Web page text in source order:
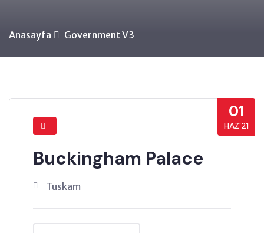
Anasayfa Government V3
01
HAZ’21
Buckingham Palace
Tuskam